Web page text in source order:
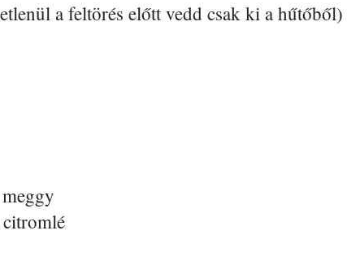
a feltörés előtt vedd csak ki a hűtőből)
citromlé